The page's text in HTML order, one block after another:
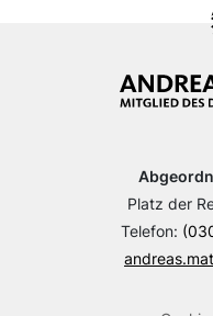
Platz der
Telefon: